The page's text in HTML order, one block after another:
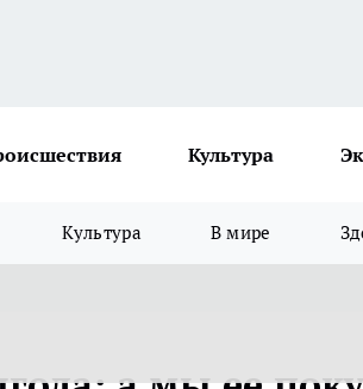
Культура
Культура В мире